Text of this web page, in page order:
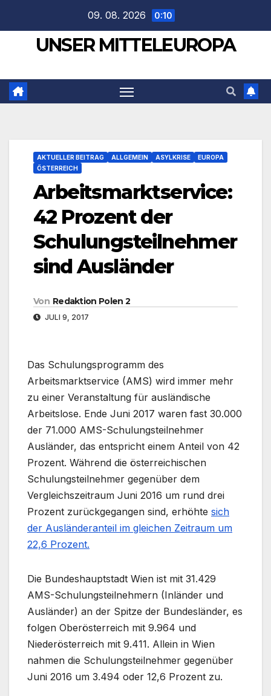
springen
09. 08. 2026 0:10
UNSER MITTELEUROPA
AKTUELLER BEITRAG ALLGEMEIN ASYLKRISE
EUROPA
ÖSTERREICH
Arbeitsmarktservice:
42 Prozent der
Schulungsteilnehmer
sind Ausländer
Von Redaktion Polen 2
JULI 9, 2017
Das Schulungsprogramm des
Arbeitsmarktservice (AMS) wird immer mehr
zu einer Veranstaltung für ausländische
Arbeitslose. Ende Juni 2017 waren fast 30.000
der 71.000 AMS-Schulungsteilnehmer
Ausländer, das entspricht einem Anteil von 42
Prozent. Während die österreichischen
Schulungsteilnehmer gegenüber dem
Vergleichszeitraum Juni 2016 um rund drei
Prozent zurückgegangen sind, erhöhte sich
der Ausländeranteil im gleichen Zeitraum um
22,6 Prozent.
Die Bundeshauptstadt Wien ist mit 31.429
AMS-Schulungsteilnehmern (Inländer und
Ausländer) an der Spitze der Bundesländer, es
folgen Oberösterreich mit 9.964 und
Niederösterreich mit 9.411. Allein in Wien
nahmen die Schulungsteilnehmer gegenüber
Juni 2016 um 3.494 oder 12,6 Prozent zu.